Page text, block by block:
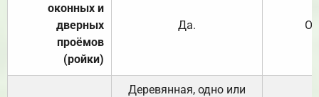
оконных и
дверных
проёмов
(ройки)
Да.
Деревянная, одно или